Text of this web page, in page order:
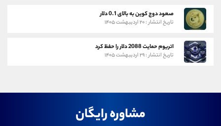
صعود دوج کوین به بالای 0.1 دلار
تاریخ انتشار : ۲۰ اردیبهشت ۱۴۰۵
اتریوم حمایت 2088 دلار را حفظ کرد
تاریخ انتشار : ۲۹ اردیبهشت ۱۴۰۵
مشاوره رایگان